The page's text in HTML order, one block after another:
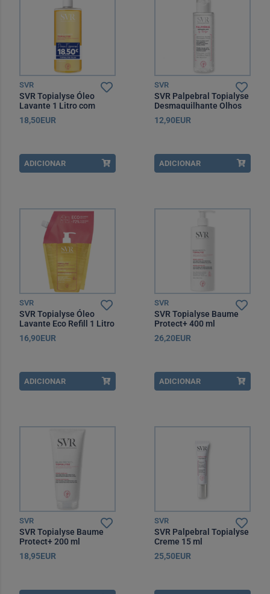
SVR
SVR Topialyse Óleo
Lavante 1 Litro com
Preço Especial
18,50EUR
ADICIONAR
SVR
SVR Palpebral Topialyse
Desmaquilhante Olhos
125 ml
12,90EUR
ADICIONAR
SVR
SVR Topialyse Óleo
Lavante Eco Refill 1 Litro
16,90EUR
ADICIONAR
SVR
SVR Topialyse Baume
Protect+ 400 ml
26,20EUR
ADICIONAR
SVR
SVR Topialyse Baume
Protect+ 200 ml
18,95EUR
SVR
SVR Palpebral Topialyse
Creme 15 ml
25,50EUR